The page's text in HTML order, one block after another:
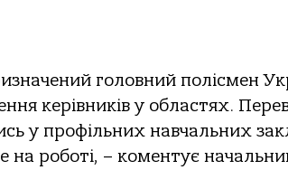
головний полісмен
керівників у областях.
у профільних навчальних
на роботі, – коментує